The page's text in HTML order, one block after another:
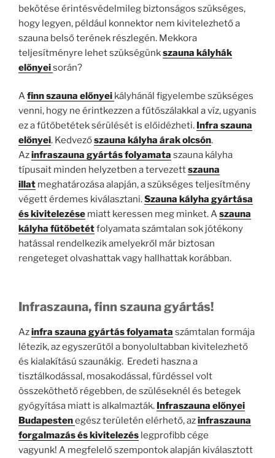
bekötése érintésvédelmileg biztonságos szükséges,
hogy legyen, például konnektor nem kivitelezhető a
szauna belső terének részlegén. Mekkora
teljesítményre lehet szükségünkszauna kályhák
előnyeisorán?
Afinn szauna előnyei kályhánál figyelembe szükséges
venni, hogy ne érintkezzen a fűtőszálakkal a víz, ugyanis
ez a fűtőbetétek sérülését is előidézheti. Infra szauna
előnyei. Kedvezőszauna kályha árak olcsón.
Azinfraszauna gyártás folyamata szauna kályha
típusait minden helyzetben a tervezettszauna
illat meghatározása alapján, a szükséges teljesítmény
végett érdemes kiválasztani.Szauna kályha gyártása
és kivitelezése miatt keressen meg minket. Aszauna
kályha fűtőbetétfolyamata számtalan sok jótékony
hatással rendelkezik amelyekről már biztosan
rengeteget olvashattak vagy hallhattak korábban.
Infraszauna, finn szauna gyártás!
Azinfra szauna gyártás folyamata számtalan formája
létezik, az egyszerűtől a bonyolultabban kivitelezhető
és kialakítású szaunákig. Eredeti haszna a
tisztálkodással, mosakodással, fürdéssel volt
összeköthető régebben, de szüléseknél és betegek
gyógyítása miatt is alkalmazták. Infraszauna előnyei
Budapestenegész területén elérhető, azinfraszauna
forgalmazás és kivitelezés legprofibb cége
vagyunk! A megfelelő szempontok alapján kiválasztott